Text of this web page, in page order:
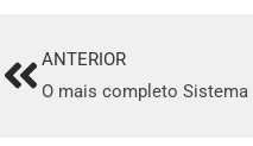
PrevANTERIOR